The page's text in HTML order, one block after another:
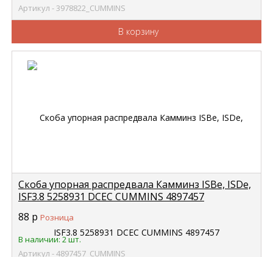
Артикул - 3978822_CUMMINS
В корзину
Скоба упорная распредвала Камминз ISBe, ISDe,
ISF3.8 5258931 DCEC CUMMINS 4897457
88 р Розница
В наличии: 2 шт.
Артикул - 4897457_CUMMINS